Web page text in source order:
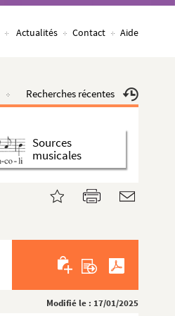
Actualités Contact Aide
Recherches récentes
Sources
musicales
Modifié le : 17/01/2025